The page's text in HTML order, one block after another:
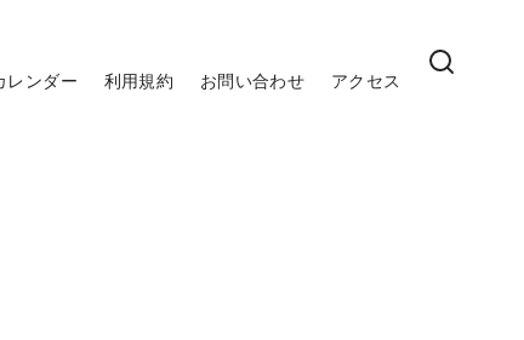
レンダー 利用規約 お問い合わせ アクセス